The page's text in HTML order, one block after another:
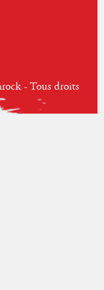
- Tous droits